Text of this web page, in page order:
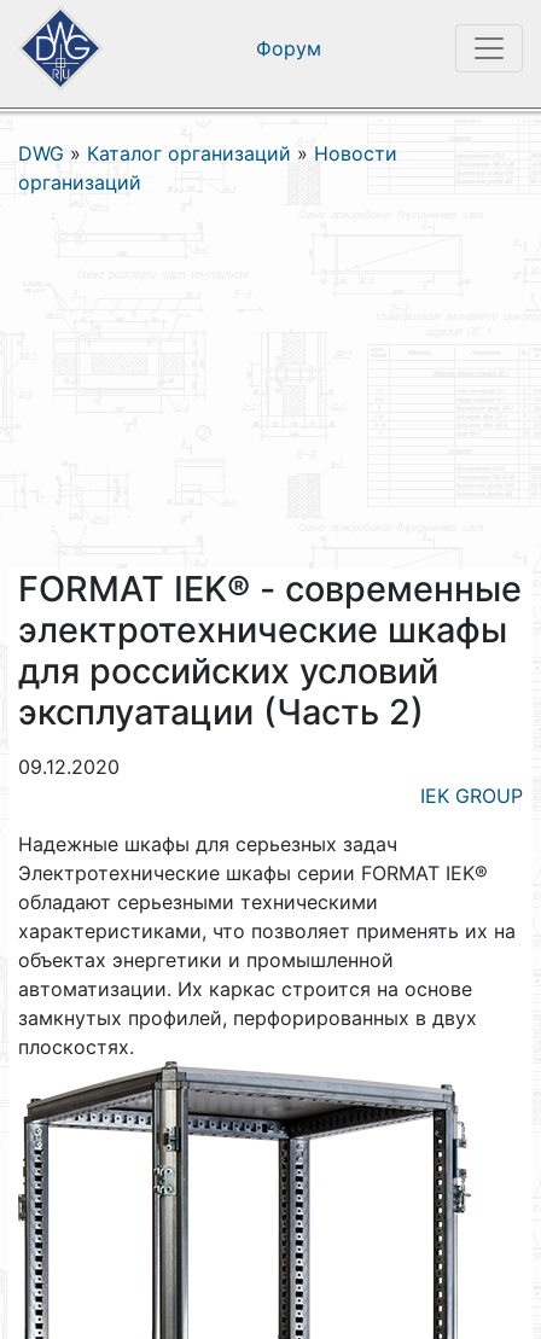
Форум
DWG » Каталог организаций » Новости
организаций
FORMAT IEK® - современные
электротехнические шкафы
для российских условий
эксплуатации (Часть 2)
09.12.2020
IEK GROUP
Надежные шкафы для серьезных задач
Электротехнические шкафы серии FORMAT IEK®
обладают серьезными техническими
характеристиками, что позволяет применять их на
объектах энергетики и промышленной
автоматизации. Их каркас строится на основе
замкнутых профилей, перфорированных в двух
плоскостях.